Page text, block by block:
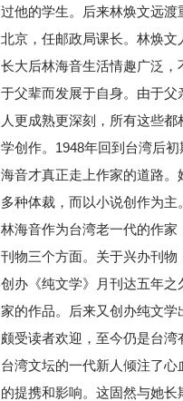
过他的学生。后来林焕文远
北京，任邮政局课长。林焕文
长大后林海音生活情趣广泛
于父辈而发展于自身。由于
人更成熟更深刻，所有这些
学创作。1948年回到台湾后
海音才真正走上作家的道路
多种体裁，而以小说创作为主。
林海音作为台湾老一代的作
刊物三个方面。关于兴办刊
创办《纯文学》月刊达五年
家的作品。后来又创办纯文学
颇受读者欢迎，至今仍是台
台湾文坛的一代新人倾注了
的提携和影响。这固然与她